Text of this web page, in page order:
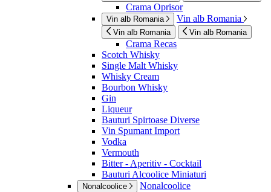
Crama Oprisor
Vin alb Romania Vin alb Romania
Vin alb Romania Vin alb Romania
Crama Recas
Scotch Whisky
Single Malt Whisky
Whisky Cream
Bourbon Whisky
Gin
Liqueur
Bauturi Spirtoase Diverse
Vin Spumant Import
Vodka
Vermouth
Bitter - Aperitiv - Cocktail
Bauturi Alcoolice Miniaturi
Nonalcoolice Nonalcoolice